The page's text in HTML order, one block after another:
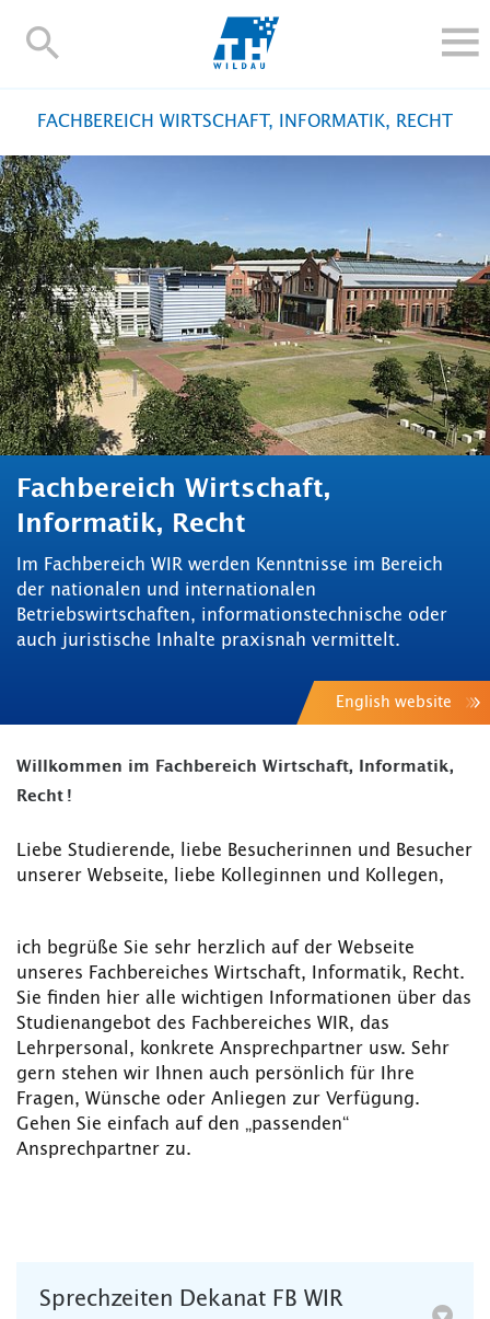
TH-
FORSCHUNG UND TRANSFER
ALUMNI
HOCHSCHULE
INTERNATIONAL
BESCHÄFTIGTE
Blogs Kontakt und Anfahrt Webmail Moodle
TH Online-Portal Personensuche English
FACHBEREICH WIRTSCHAFT, INFORMATIK, RECHT
Fachbereich Wirtschaft,
Informatik, Recht
Im Fachbereich WIR werden Kenntnisse im Bereich
der nationalen und internationalen
Betriebswirtschaften, informationstechnische oder
auch juristische Inhalte praxisnah vermittelt.
English website
Willkommen im Fachbereich Wirtschaft, Informatik,
Recht !
Liebe Studierende, liebe Besucherinnen und Besucher
unserer Webseite, liebe Kolleginnen und Kollegen,
ich begrüße Sie sehr herzlich auf der Webseite
unseres Fachbereiches Wirtschaft, Informatik, Recht.
Sie finden hier alle wichtigen Informationen über das
Studienangebot des Fachbereiches WIR, das
Lehrpersonal, konkrete Ansprechpartner usw. Sehr
gern stehen wir Ihnen auch persönlich für Ihre
Fragen, Wünsche oder Anliegen zur Verfügung.
Gehen Sie einfach auf den „passenden“
Ansprechpartner zu.
Sprechzeiten Dekanat FB WIR